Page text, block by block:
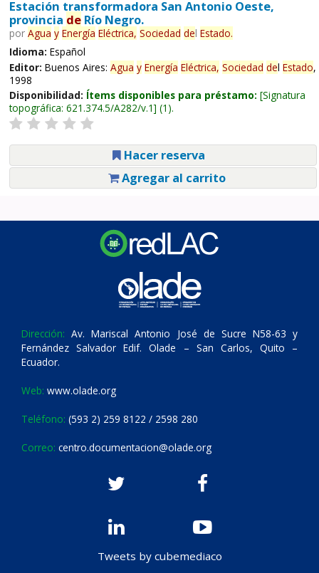
Estación transformadora San Antonio Oeste,
provincia deRío Negro.
por Agua y Energía Eléctrica, Sociedad del Estado.
Idioma: Español
Editor: Buenos Aires: Agua y Energía Eléctrica, Sociedad del Estado,
1998
Disponibilidad: Ítems disponibles para préstamo: Signatura
topográfica: 621.374.5/A282/v.1 (1).
Hacer reserva
Agregar al carrito
Dirección: Av. Mariscal Antonio José de Sucre N58-63 y
Fernández Salvador Edif. Olade – San Carlos, Quito –
Ecuador.
Web: www.olade.org
Teléfono: (593 2) 259 8122 / 2598 280
Correo: centro.documentacion@olade.org
Tweets by cubemediaco